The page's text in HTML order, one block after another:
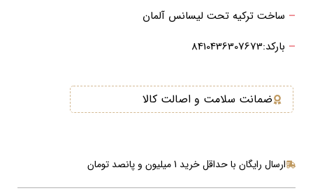
– ساخت ترکیه تحت لیسانس آلمان
– بارکد:8410436307673
ضمانت سلامت و اصالت کالا
ارسال رایگان با حداقل خرید 1 میلیون و پانصد تومان